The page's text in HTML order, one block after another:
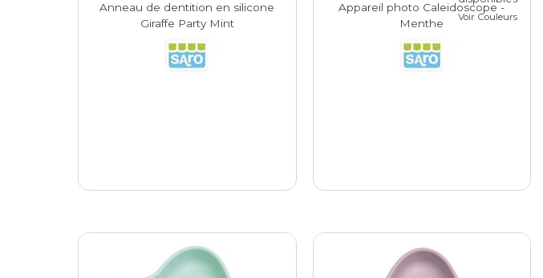
Anneau de dentition en silicone
Giraffe Party Mint
Appareil photo Caleidoscope -
Menthe
Voir Couleurs